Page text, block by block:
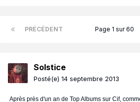
PRÉCÉDENT Page 1 sur 60
Solstice
Posté(e) 14 septembre 2013
Après près d'un an de Top Albums sur Cif,